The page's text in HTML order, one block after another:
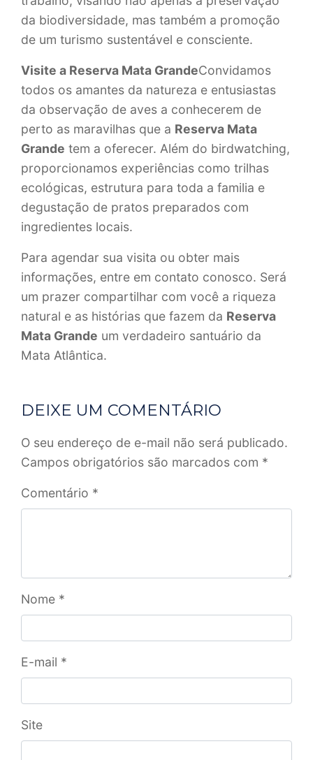
da biodiversidade, mas também a promoção
de um turismo sustentável e consciente.
Visite a Reserva Mata GrandeConvidamos
todos os amantes da natureza e entusiastas
da observação de aves a conhecerem de
perto as maravilhas que a Reserva Mata
Grande tem a oferecer. Além do birdwatching,
proporcionamos experiências como trilhas
ecológicas, estrutura para toda a familia e
degustação de pratos preparados com
ingredientes locais.
Para agendar sua visita ou obter mais
informações, entre em contato conosco. Será
um prazer compartilhar com você a riqueza
natural e as histórias que fazem da Reserva
Mata Grande um verdadeiro santuário da
Mata Atlântica.
DEIXE UM COMENTÁRIO
O seu endereço de e-mail não será publicado.
Campos obrigatórios são marcados com *
Comentário *
Nome *
E-mail *
Site